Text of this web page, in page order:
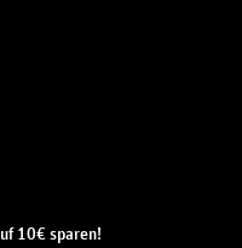
10€ sparen!